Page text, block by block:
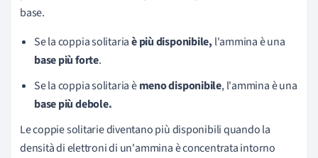
base.
Se la coppia solitariaè più disponibile, l'ammina è una
base più forte.
Se la coppia solitaria èmeno disponibile, l'ammina è una
base più debole.
Le coppie solitarie diventano più disponibili quando la
densità di elettroni di un'ammina è concentrata intorno